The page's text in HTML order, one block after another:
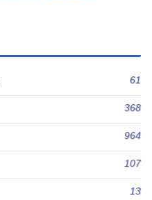
61
368
964
107
13